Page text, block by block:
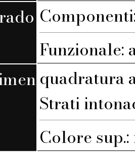
Funzionale:
quadratura
Strati
Colore